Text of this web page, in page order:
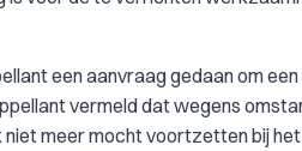
een aanvraag gedaan om
vermeld dat wegens
niet meer mocht voortzetten bij